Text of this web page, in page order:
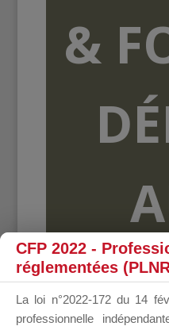
&
CFP 2022 -
réglementées
La loi n°2022-172 du 14
professionnelle